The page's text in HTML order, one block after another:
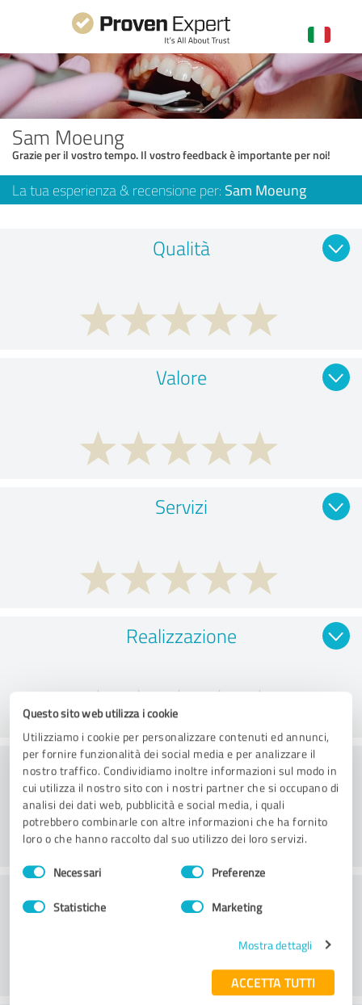
Questo sito web utilizza i cookie
Utilizziamo i cookie per personalizzare contenuti ed annunci,
per fornire funzionalità dei social media e per analizzare il
nostro traffico. Condividiamo inoltre informazioni sul modo in
cui utilizza il nostro sito con i nostri partner che si occupano di
analisi dei dati web, pubblicità e social media, i quali
potrebbero combinarle con altre informazioni che ha fornito
loro o che hanno raccolto dal suo utilizzo dei loro servizi.
Selezione
del
Necessari Preferenze
Statistiche Marketing
Mostra dettagli
ACCETTA TUTTI
Sam Moeung
Grazie per il vostro tempo. Il vostro feedback è importante per noi!
La tua esperienza & recensione per: Sam Moeung
Qualità
Valore
Servizi
Realizzazione
Consulenza
Servizio clienti